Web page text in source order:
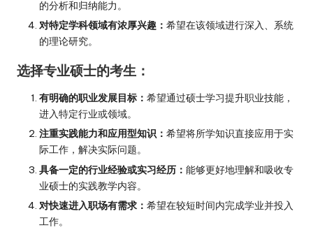
的分析和归纳能力。
对特定学科领域有浓厚兴趣： 希望在该领域进行深入、系统
的理论研究。
选择专业硕士的考生：
有明确的职业发展目标： 希望通过硕士学习提升职业技能，
进入特定行业或领域。
注重实践能力和应用型知识： 希望将所学知识直接应用于实
际工作，解决实际问题。
具备一定的行业经验或实习经历： 能够更好地理解和吸收专
业硕士的实践教学内容。
对快速进入职场有需求： 希望在较短时间内完成学业并投入
工作。